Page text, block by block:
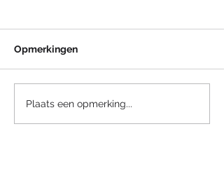
Minimumuurloon per 1
juli 2025
Opmerkingen
Plaats een opmerking...